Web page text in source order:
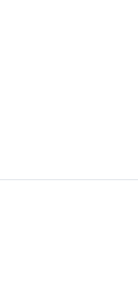
Marca
No solo